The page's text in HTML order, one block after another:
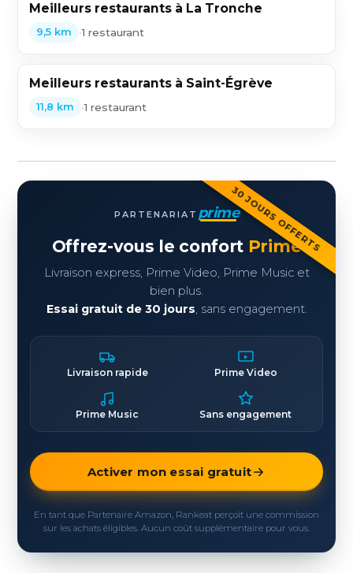
Meilleurs restaurants à La Tronche
9,5 km •1 restaurant
Meilleurs restaurants à Saint-Égrève
11,8 km •1 restaurant
30 JOURS OFFERTS
PARTENARIAT prime
Offrez-vous le confort Prime
Livraison express, Prime Video, Prime Music et
bien plus.
Essai gratuit de 30 jours, sans engagement.
Livraison rapide Prime Video
Prime Music Sans engagement
Activer mon essai gratuit
En tant que Partenaire Amazon, Rankeat perçoit une commission
sur les achats éligibles. Aucun coût supplémentaire pour vous.